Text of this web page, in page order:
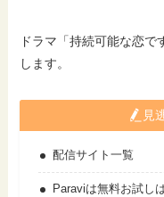
ドラマ「持続可能な恋
します。
見
配信サイト一覧
Paraviは無料お試し